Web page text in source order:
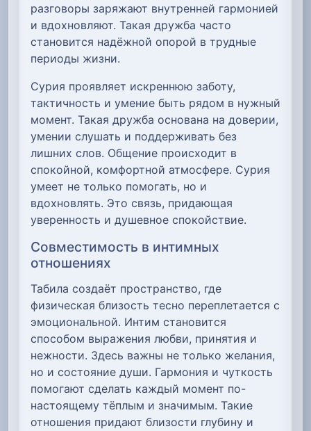
разговоры заряжают внутренней гармонией
и вдохновляют. Такая дружба часто
становится надёжной опорой в трудные
периоды жизни.
Сурия проявляет искреннюю заботу,
тактичность и умение быть рядом в нужный
момент. Такая дружба основана на доверии,
умении слушать и поддерживать без
лишних слов. Общение происходит в
спокойной, комфортной атмосфере. Сурия
умеет не только помогать, но и
вдохновлять. Это связь, придающая
уверенность и душевное спокойствие.
Совместимость в интимных
отношениях
Табила создаёт пространство, где
физическая близость тесно переплетается с
эмоциональной. Интим становится
способом выражения любви, принятия и
нежности. Здесь важны не только желания,
но и состояние души. Гармония и чуткость
помогают сделать каждый момент по-
настоящему тёплым и значимым. Такие
отношения придают близости глубину и